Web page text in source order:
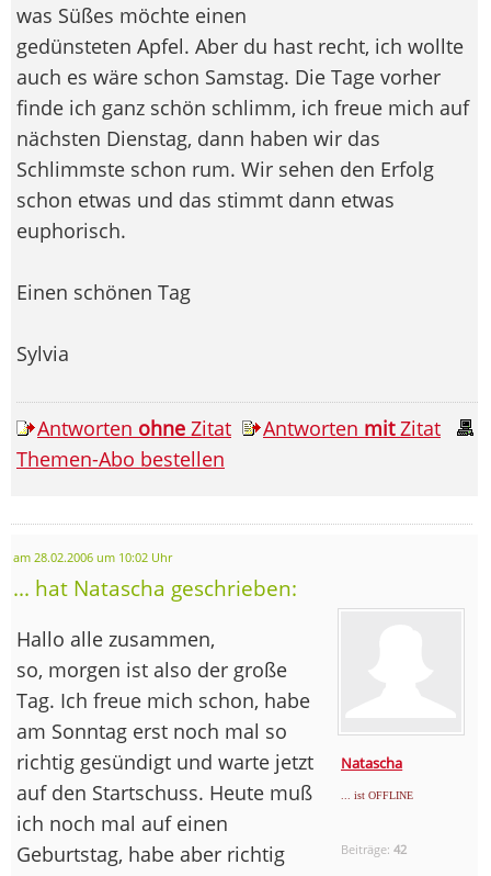
was Süßes möchte einen
gedünsteten Apfel. Aber du hast recht, ich wollte
auch es wäre schon Samstag. Die Tage vorher
finde ich ganz schön schlimm, ich freue mich auf
nächsten Dienstag, dann haben wir das
Schlimmste schon rum. Wir sehen den Erfolg
schon etwas und das stimmt dann etwas
euphorisch.
Einen schönen Tag
Sylvia
Antworten ohne Zitat Antworten mitZitat
Themen-Abo bestellen
am 28.02.2006 um 10:02 Uhr
... hat Natascha geschrieben:
Natascha
... ist OFFLINE
Beiträge:42
Hallo alle zusammen,
so, morgen ist also der große
Tag. Ich freue mich schon, habe
am Sonntag erst noch mal so
richtig gesündigt und warte jetzt
auf den Startschuss. Heute muß
ich noch mal auf einen
Geburtstag, habe aber richtig